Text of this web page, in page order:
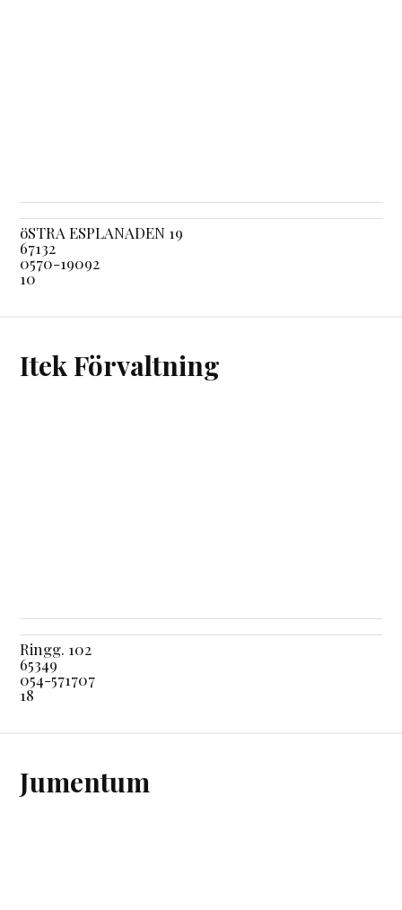
öSTRA ESPLANADEN 19
67132
0570-19092
10
Itek Förvaltning
Ringg. 102
65349
054-571707
18
Jumentum